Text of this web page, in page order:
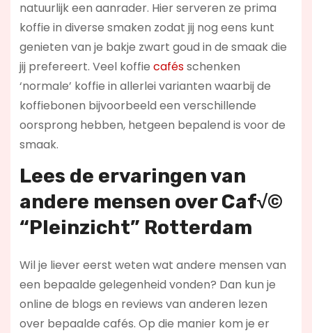
natuurlijk een aanrader. Hier serveren ze prima
koffie in diverse smaken zodat jij nog eens kunt
genieten van je bakje zwart goud in de smaak die
jij prefereert. Veel koffie cafésschenken
‘normale’ koffie in allerlei varianten waarbij de
koffiebonen bijvoorbeeld een verschillende
oorsprong hebben, hetgeen bepalend is voor de
smaak.
Lees de ervaringen van
andere mensen over Caf√©
“Pleinzicht” Rotterdam
Wil je liever eerst weten wat andere mensen van
een bepaalde gelegenheid vonden? Dan kun je
online de blogs en reviews van anderen lezen
over bepaalde cafés. Op die manier kom je er